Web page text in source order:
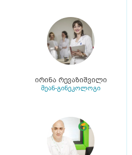
ირინა რევაზიშვილი
მეან-გინეკოლოგი